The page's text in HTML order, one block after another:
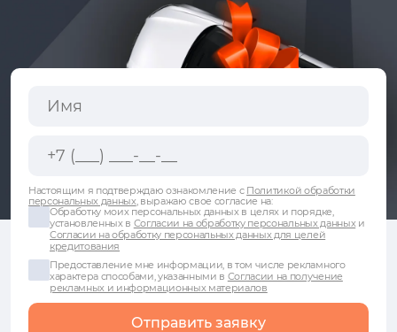
Настоящим я подтверждаю ознакомление с Политикой обработки
персональных данных, выражаю свое согласие на:
Обработку моих персональных данных в целях и порядке,
установленных в Согласии на обработку персональных данныхи
Согласии на обработку персональных данных для целей
кредитования
Предоставление мне информации, в том числе рекламного
характера способами, указанными в Согласии на получение
рекламных и информационных материалов
Отправить заявку